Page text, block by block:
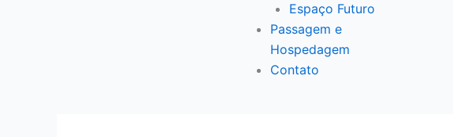
Espaço Futuro
Passagem e
Hospedagem
Contato